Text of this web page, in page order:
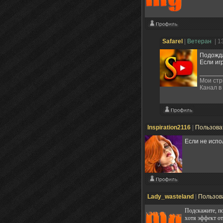
Safarel Ветеран
|
Если
Мои
Канал
Inspiration2116
Если не
Lady_wasteland
Подскажите,
хотя эффект